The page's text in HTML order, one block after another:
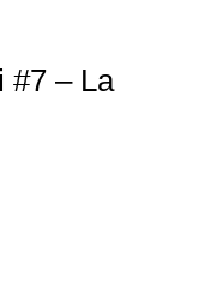
#7 – La